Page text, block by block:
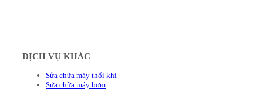
DỊCH VỤ KHÁC
Sửa chữa máy thổi khí
Sửa chữa máy bơm